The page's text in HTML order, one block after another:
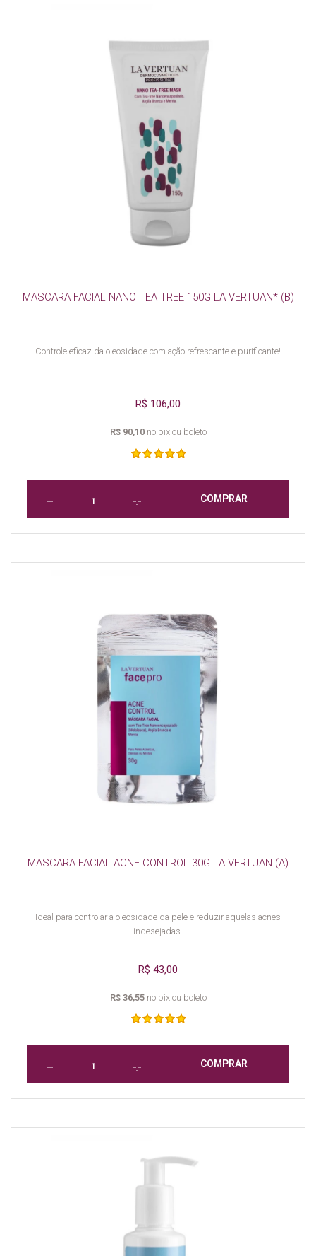
MASCARA FACIAL NANO TEA TREE 150G LA VERTUAN* (B)
Controle eficaz da oleosidade com ação refrescante e purificante!
R$ 106,00
R$ 90,10no pix ou boleto
COMPRAR
MASCARA FACIAL ACNE CONTROL 30G LA VERTUAN (A)
Ideal para controlar a oleosidade da pele e reduzir aquelas acnes
indesejadas.
R$ 43,00
R$ 36,55no pix ou boleto
COMPRAR